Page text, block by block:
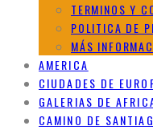
TERMINOS Y
POLITICA DE
MÁS
AMERICA
CIUDADES DE
GALERIAS DE
CAMINO DE